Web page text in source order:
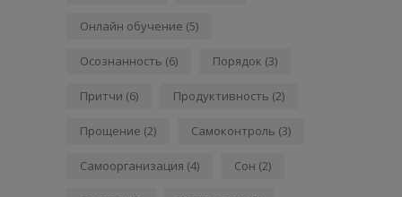
Онлайн обучение (5)
Осознанность (6) Порядок (3)
Притчи (6) Продуктивность (2)
Прощение (2) Самоконтроль (3)
Самоорганизация (4) Сон (2)